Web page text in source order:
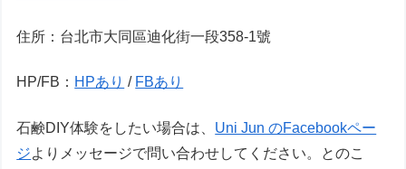
住所：台北市大同區迪化街一段358-1號
HP/FB： HPあり / FBあり
石鹸DIY体験をしたい場合は、 Uni Jun のFacebookペー
ジよりメッセージで問い合わせしてください。とのこ